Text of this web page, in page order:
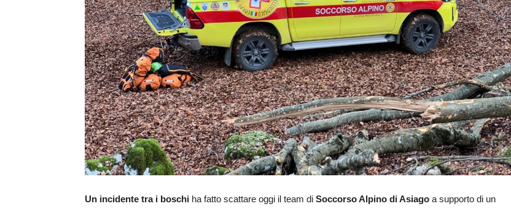
Un incidente tra i boschi ha fatto scattare oggi il team di Soccorso Alpino di Asiago a supporto di un